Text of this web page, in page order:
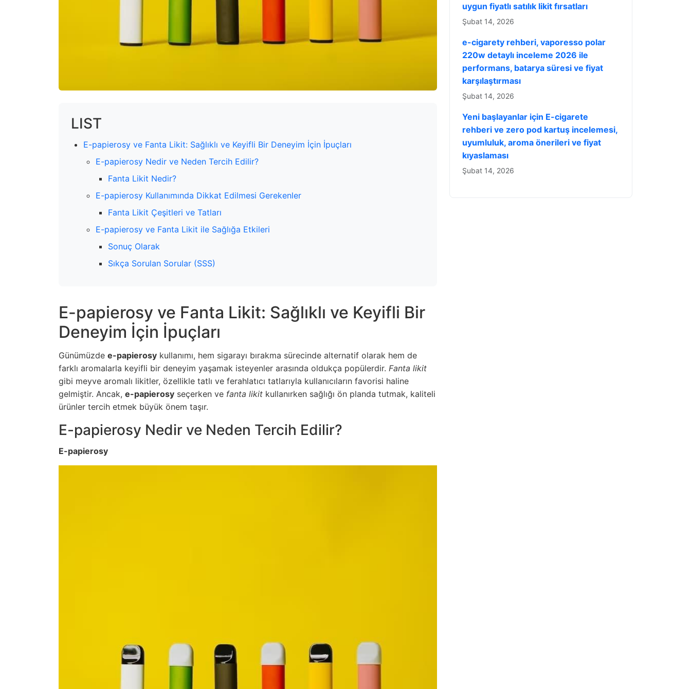
LIST
E-papierosy ve Fanta Likit: Sağlıklı ve Keyifli Bir Deneyim İçin İpuçları
E-papierosy Nedir ve Neden Tercih Edilir?
Fanta Likit Nedir?
E-papierosy Kullanımında Dikkat Edilmesi Gerekenler
Fanta Likit Çeşitleri ve Tatları
E-papierosy ve Fanta Likit ile Sağlığa Etkileri
Sonuç Olarak
Sıkça Sorulan Sorular (SSS)
E-papierosy ve Fanta Likit: Sağlıklı ve Keyifli Bir
Deneyim İçin İpuçları
Günümüzde e-papierosy kullanımı, hem sigarayı bırakma sürecinde alternatif olarak hem de
farklı aromalarla keyifli bir deneyim yaşamak isteyenler arasında oldukça popülerdir. Fanta likit
gibi meyve aromalı likitler, özellikle tatlı ve ferahlatıcı tatlarıyla kullanıcıların favorisi haline
gelmiştir. Ancak, e-papierosy seçerken ve fanta likit kullanırken sağlığı ön planda tutmak, kaliteli
ürünler tercih etmek büyük önem taşır.
E-papierosy Nedir ve Neden Tercih Edilir?
E-papierosy
uygun fiyatlı satılık likit fırsatları
Şubat 14, 2026
e-cigarety rehberi, vaporesso polar
220w detaylı inceleme 2026 ile
performans, batarya süresi ve fiyat
karşılaştırması
Şubat 14, 2026
Yeni başlayanlar için E-cigarete
rehberi ve zero pod kartuş incelemesi,
uyumluluk, aroma önerileri ve fiyat
kıyaslaması
Şubat 14, 2026